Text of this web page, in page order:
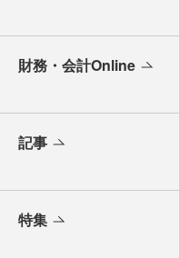
財務・会計Online
記事
特集